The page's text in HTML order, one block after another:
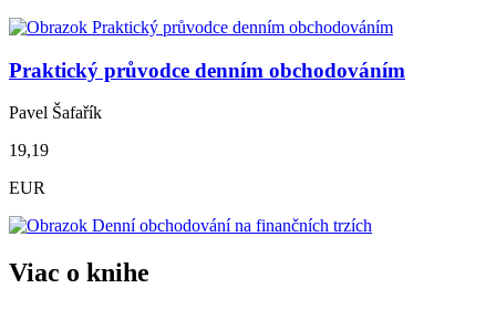
Praktický průvodce denním obchodováním
Pavel Šafařík
19,19
EUR
Viac o knihe